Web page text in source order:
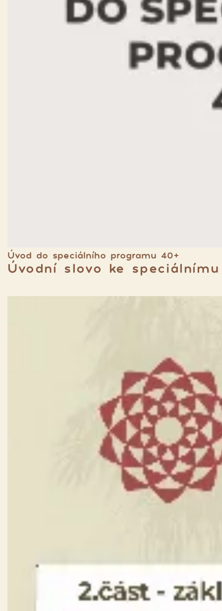
Úvod do speciálního programu 40+
Úvodní slovo ke